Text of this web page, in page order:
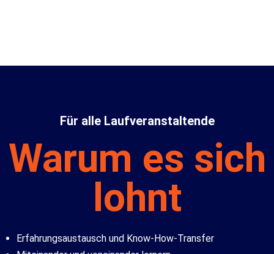
Für alle Laufveranstaltende
Warum es sich
lohnt
Erfahrungsaustausch und Know-How-Transfer